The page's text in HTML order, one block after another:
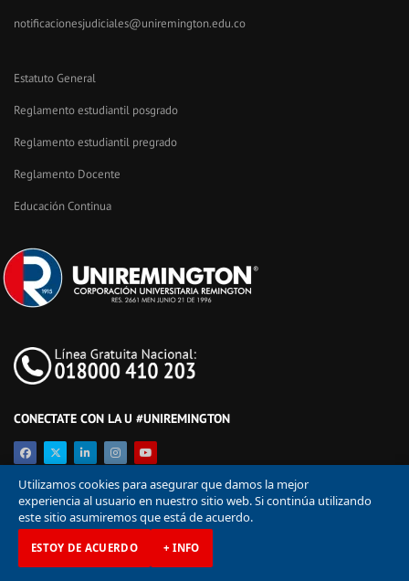
notificacionesjudiciales@uniremington.edu.co
Estatuto General
Reglamento estudiantil posgrado
Reglamento estudiantil pregrado
Reglamento Docente
Educación Continua
CONECTATE CON LA U #UNIREMINGTON
© Corporación Universitaria Remington 2026
Utilizamos cookies para asegurar que damos la mejor
experiencia al usuario en nuestro sitio web. Si continúa utilizando
este sitio asumiremos que está de acuerdo.
ESTOY DE ACUERDO + INFO